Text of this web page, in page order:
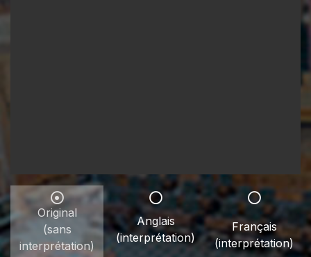
Original
(sans
interprétation)
Anglais
(interprétation)
Français
(interprétation)